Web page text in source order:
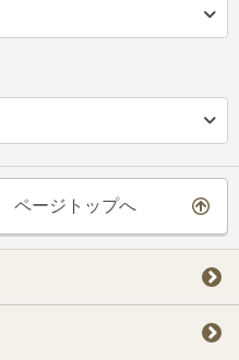
ページトップへ